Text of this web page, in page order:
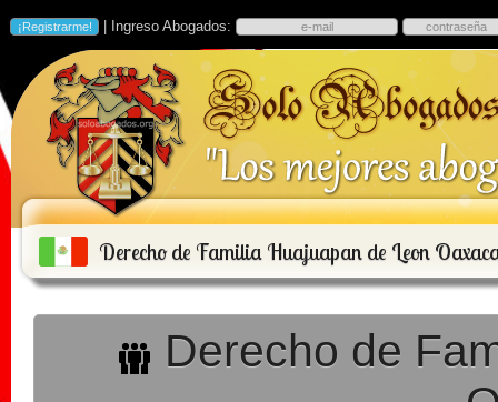
| Ingreso Abogados:
Derecho de Familia Huajuapan de Leon
Derecho de